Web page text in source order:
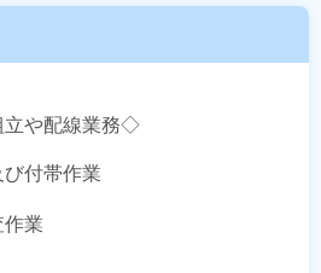
や配線業務◇
び付帯作業
作業